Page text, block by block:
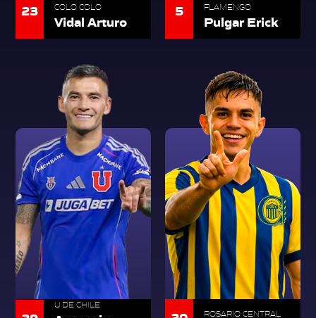
23 COLO COLO
Vidal Arturo
5 FLAMENGO
Pulgar Erick
U DE CHILE
ROSARIO CENTRAL